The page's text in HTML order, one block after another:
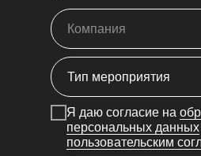
Я даю согласие на
персональных данных
пользовательским